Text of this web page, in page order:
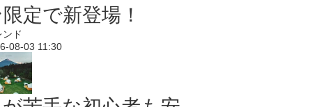
定で新登場！
ンド
08-03 11:30